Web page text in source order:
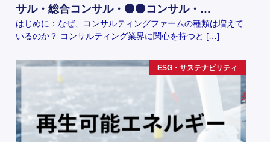
サル・総合コンサル・⚫️⚫️コンサル・…
はじめに：なぜ、コンサルティングファームの種類は増えて
いるのか？ コンサルティング業界に関心を持つと […]
ESG・サステナビリティ